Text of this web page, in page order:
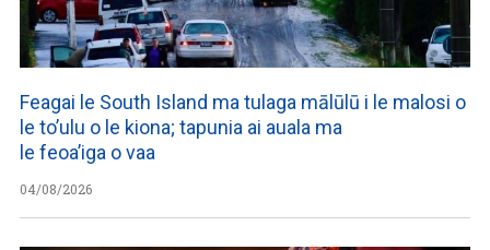
Feagai le South Island ma tulaga mālūlū i le malosi o
le to’ulu o le kiona; tapunia ai auala ma
le feoa’iga o vaa
04/08/2026